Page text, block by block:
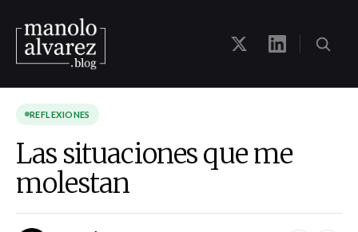
REFLEXIONES
Las situaciones que me
molestan